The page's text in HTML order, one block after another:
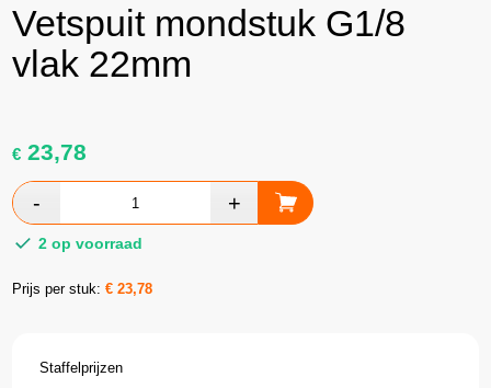
Vetspuit mondstuk G1/8
vlak 22mm
€ 23,78
2 op voorraad
Prijs per stuk:€23,78
Staffelprijzen